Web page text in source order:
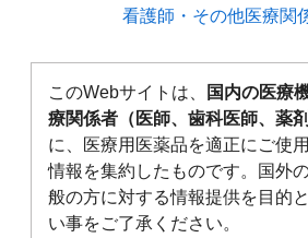
看護師・その他医療関
このWebサイトは、
国内の医療
療関係者（医師、歯科医師、薬剤
に、医療用医薬品を適正にご使
情報を集約したものです。国外
般の方に対する情報提供を目的
い事をご了承ください。